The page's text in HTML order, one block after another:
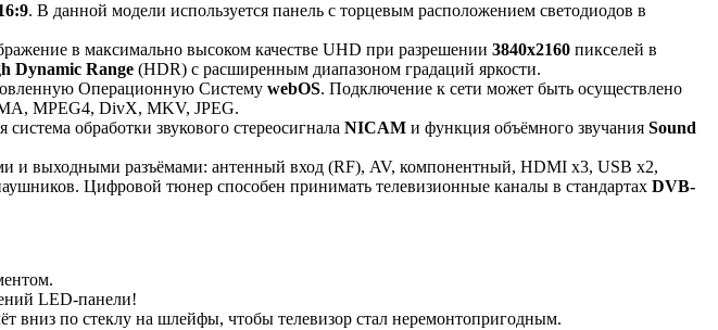
. В данной модели используется панель с торцевым расположением светодиодов в
в максимально высоком качестве UHD при разрешении 3840x2160 пикселей в
Dynamic Range (HDR) с расширенным диапазоном градаций яркости.
Операционную Систему webOS. Подключение к сети может быть осуществлено
MPEG4, DivX, MKV, JPEG.
обработки звукового стереосигнала NICAM и функция объёмного звучания Sound
и выходными разъёмами: антенный вход (RF), AV, компонентный, HDMI x3, USB x2,
Цифровой тюнер способен принимать телевизионные каналы в стандартах DVB-
LED-панели!
вниз по стеклу на шлейфы, чтобы телевизор стал неремонтопригодным.